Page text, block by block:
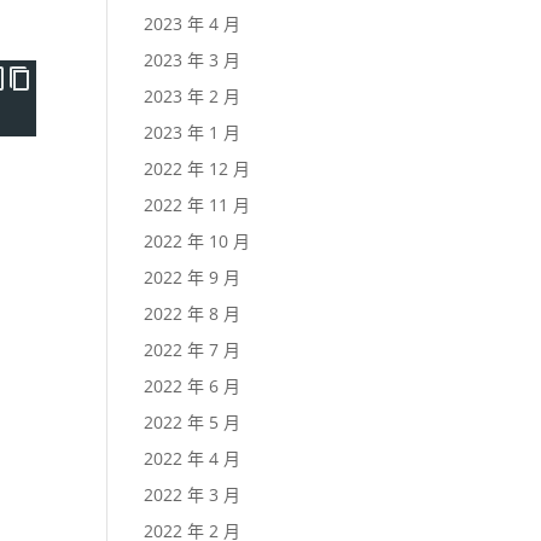
2023 年 4 月
2023 年 3 月
2023 年 2 月
2023 年 1 月
2022 年 12 月
2022 年 11 月
2022 年 10 月
2022 年 9 月
2022 年 8 月
2022 年 7 月
2022 年 6 月
2022 年 5 月
2022 年 4 月
2022 年 3 月
2022 年 2 月